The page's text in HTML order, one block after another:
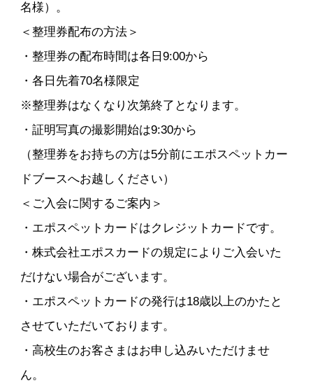
名様）。
＜整理券配布の方法＞
・整理券の配布時間は各日9:00から
・各日先着70名様限定
※整理券はなくなり次第終了となります。
・証明写真の撮影開始は9:30から
（整理券をお持ちの方は5分前にエポスペットカー
ドブースへお越しください）
＜ご入会に関するご案内＞
・エポスペットカードはクレジットカードです。
・株式会社エポスカードの規定によりご入会いた
だけない場合がございます。
・エポスペットカードの発行は18歳以上のかたと
させていただいております。
・高校生のお客さまはお申し込みいただけませ
ん。